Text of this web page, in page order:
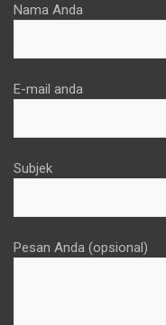
Nama Anda
E-mail anda
Subjek
Pesan Anda (opsional)